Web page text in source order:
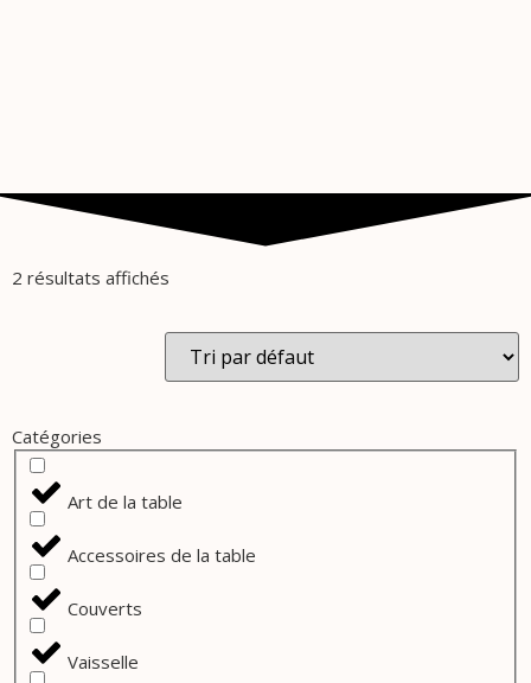
2 résultats affichés
Catégories
Art de la table
Accessoires de la table
Couverts
Vaisselle